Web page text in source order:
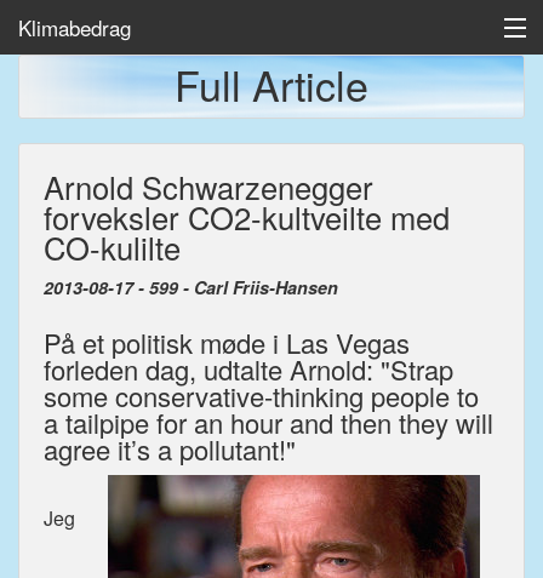
Klimabedrag
Home
Temp/Havis
Artikler
Full Article
Arnold Schwarzenegger
forveksler CO2-kultveilte med
CO-kulilte
2013-08-17 - 599 - Carl Friis-Hansen
På et politisk møde i Las Vegas
forleden dag, udtalte Arnold: "Strap
some conservative-thinking people to
a tailpipe for an hour and then they will
agree it’s a pollutant!"
Jeg